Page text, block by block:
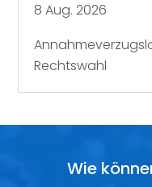
8 Aug. 2026
Rechtswahl
Wie